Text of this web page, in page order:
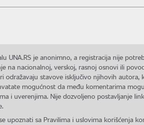
UNA.RS je anonimno, a registracija nije
na nacionalnoj, verskoj, rasnoj osnovi ili
odražavaju stavove isključivo njihovih autora,
mogućnost da među komentarima
i uverenjima. Nije dozvoljeno postavljanje
upoznati sa Pravilima i uslovima korišćenja